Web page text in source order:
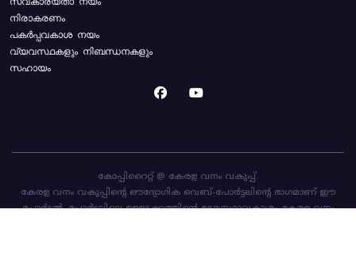
നിരാകരണം
പകർപ്പവകാശ നയം
വ്യവസ്ഥകളും നിബന്ധനകളും
സഹായം
കോപ്പിറൈറ്റ് @ കേരള വനം വകുപ്പ്.
കേരള വനം വകുപ്പിന്റെ ഔദ്യോഗിക വെബ്-പോർട്ടലിന്റെ ഭാഗമാണ് ഈ
പോർട്ടൽ. പോർട്ടലിലെ ഉള്ളടക്കത്തിന്റെ ഉടമസ്ഥാവകാശം കേരള വനം